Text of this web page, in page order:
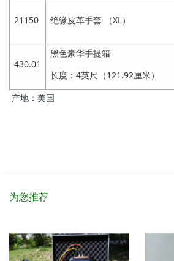
21150 绝缘皮革手套 （XL）
430.01
黑色豪华手提箱
长度：4英尺（121.92厘米）
产地：美国
为您推荐